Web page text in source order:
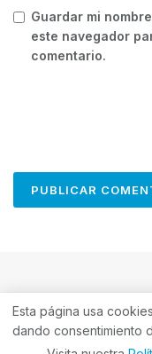
Guardar mi
este navegador
comentario.
Esta página usa
dando consentimiento